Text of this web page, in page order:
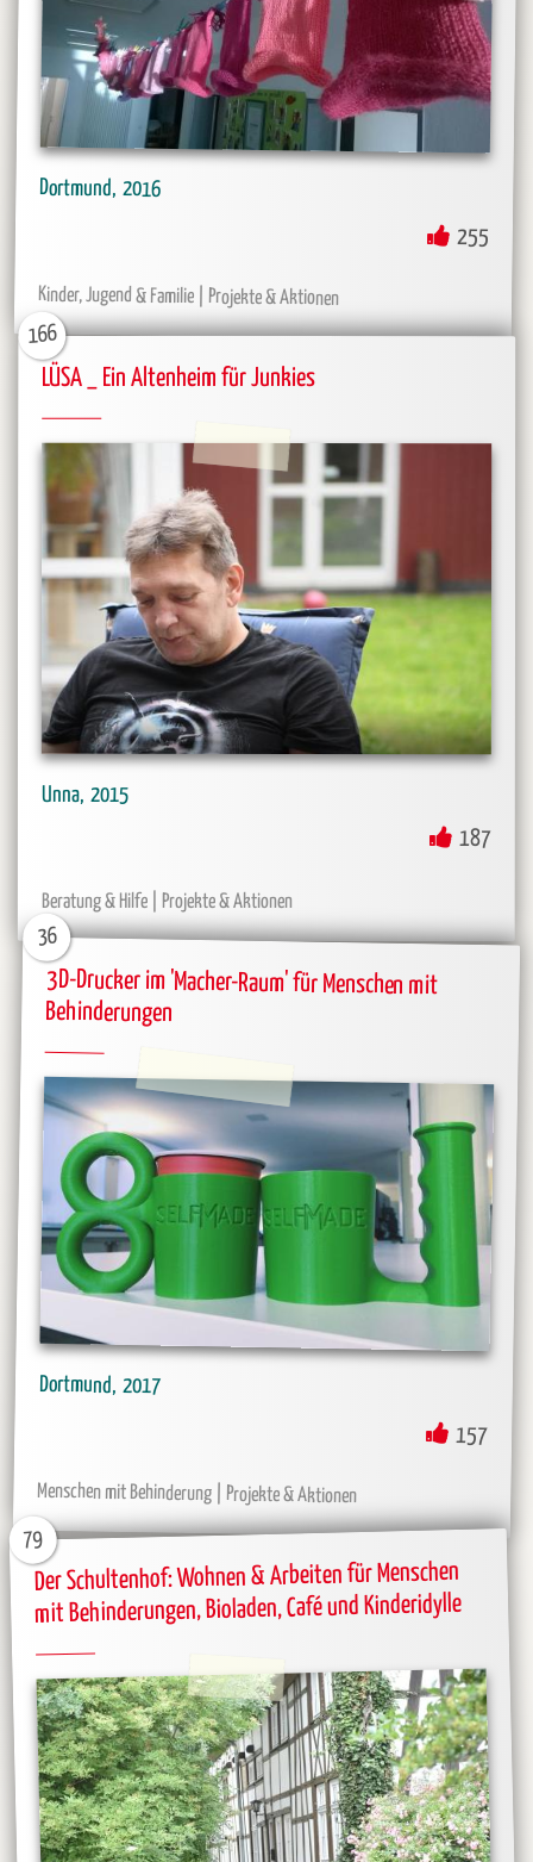
Dortmund 2016
255
Kinder, Jugend & Familie Projekte & Aktionen
LÜSA _ Ein Altenheim für Junkies
166
Unna 2015
187
Beratung & Hilfe Projekte & Aktionen
3D-Drucker im 'Macher-Raum' für Menschen mit
Behinderungen
36
Dortmund 2017
157
Menschen mit Behinderung Projekte & Aktionen
Der Schultenhof: Wohnen & Arbeiten für Menschen
mit Behinderungen, Bioladen, Café und Kinderidylle
79